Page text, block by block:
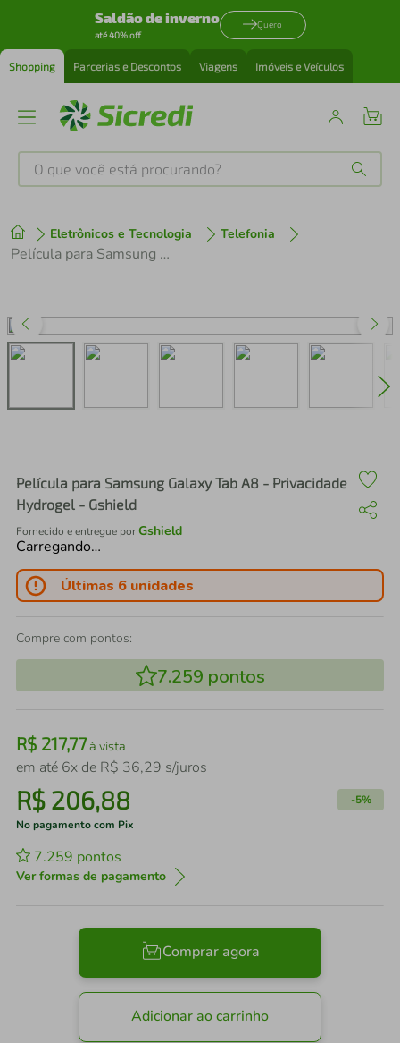
Saldão de inverno
até 40% off
Quero
Shopping Parcerias e Descontos Viagens Imóveis e Veículos
O que você está procurando?
Eletrônicos e Tecnologia Telefonia
Película para Samsung Galaxy Tab A8 - Privacidade Hydrogel - Gshield
Película para Samsung Galaxy Tab A8 - Privacidade
Hydrogel - Gshield
Fornecido e entregue porGshield
Carregando…
Últimas 6 unidades
Compre com pontos:
7.259 pontos
R$ 217,77à vista
em até 6x de R$ 36,29 s/juros
R$ 206,88 -5%
No pagamento com Pix
7.259 pontos
Ver formas de pagamento
Comprar agora
Adicionar ao carrinho
1º tenis
perfume